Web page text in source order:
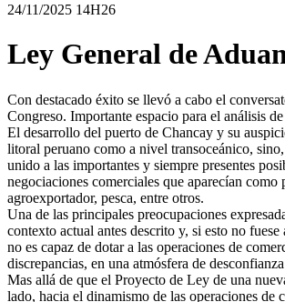
24/11/2025 14H26
Ley General de
Con destacado éxito se llevó a cabo el
Congreso. Importante espacio para el análisis
El desarrollo del puerto de Chancay y su
litoral peruano como a nivel transoceánico,
unido a las importantes y siempre presentes
negociaciones comerciales que aparecían
agroexportador, pesca, entre otros.
Una de las principales preocupaciones
contexto actual antes descrito y, si esto no
no es capaz de dotar a las operaciones de
discrepancias, en una atmósfera de
Mas allá de que el Proyecto de Ley de una
lado, hacia el dinamismo de las operaciones de